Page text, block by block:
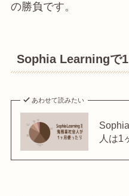
の勝負です。
Sophia Learningで
あわせて読みたい
人は1